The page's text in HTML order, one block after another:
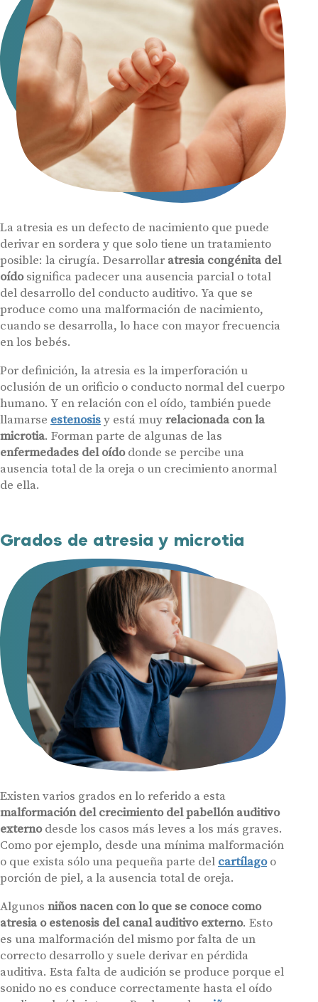
La atresia es un defecto de nacimiento que puede
derivar en sordera y que solo tiene un tratamiento
posible: la cirugía. Desarrollar atresia congénita del
oídosignifica padecer una ausencia parcial o total
del desarrollo del conducto auditivo. Ya que se
produce como una malformación de nacimiento,
cuando se desarrolla, lo hace con mayor frecuencia
en los bebés.
Por definición, la atresia es la imperforación u
oclusión de un orificio o conducto normal del cuerpo
humano. Y en relación con el oído, también puede
llamarse estenosisy está muyrelacionada con la
microtia. Forman parte de algunas de las
enfermedades del oídodonde se percibe una
ausencia total de la oreja o un crecimiento anormal
de ella.
Grados de atresia y microtia
Existen varios grados en lo referido a esta
malformación del crecimiento del pabellón auditivo
externodesde los casos más leves a los más graves.
Como por ejemplo, desde una mínima malformación
o que exista sólo una pequeña parte del cartílagoo
porción de piel, a la ausencia total de oreja.
Algunos niños nacen con lo que se conoce como
atresia o estenosis del canal auditivo externo. Esto
es una malformación del mismo por falta de un
correcto desarrollo y suele derivar en pérdida
auditiva. Esta falta de audición se produce porque el
sonido no es conduce correctamente hasta el oído